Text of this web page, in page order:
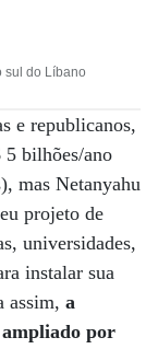
sul do Líbano
e republicanos,
bilhões/ano
mas Netanyahu
projeto de
universidades,
instalar sua
assim, a
por